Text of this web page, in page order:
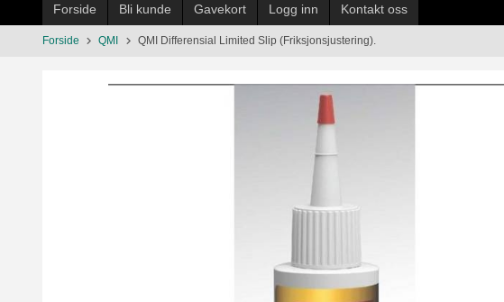
Forside Bli kunde Gavekort Logg inn Kontakt oss
Forside QMI QMI Differensial Limited Slip (Friksjonsjustering).